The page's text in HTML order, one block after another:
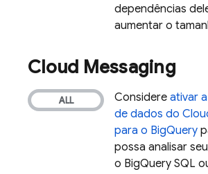
dependências
aumentar o
Cloud Messaging
Considere ativar
de dados do
para o BigQuery
possa analisar
o BigQuery SQL